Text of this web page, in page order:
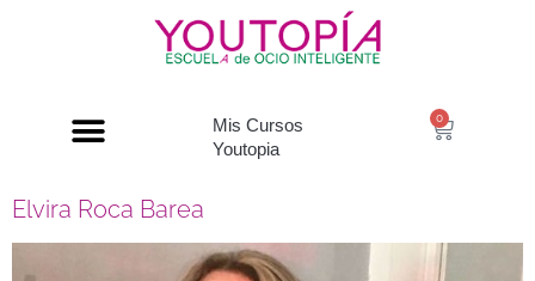
Mis Cursos
Youtopia
0
Elvira Roca Barea